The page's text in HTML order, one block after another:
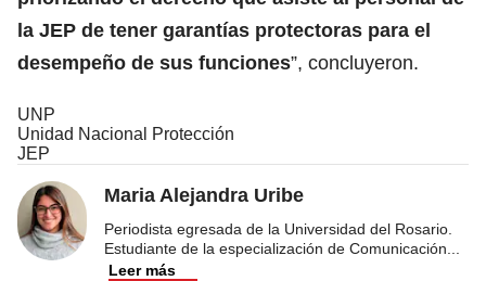
la JEP de tener garantías protectoras para el
desempeño de sus funciones”, concluyeron.
UNP
Unidad Nacional Protección
JEP
Maria Alejandra Uribe
Periodista egresada de la Universidad del Rosario.
Estudiante de la especialización de Comunicación...
Leer más